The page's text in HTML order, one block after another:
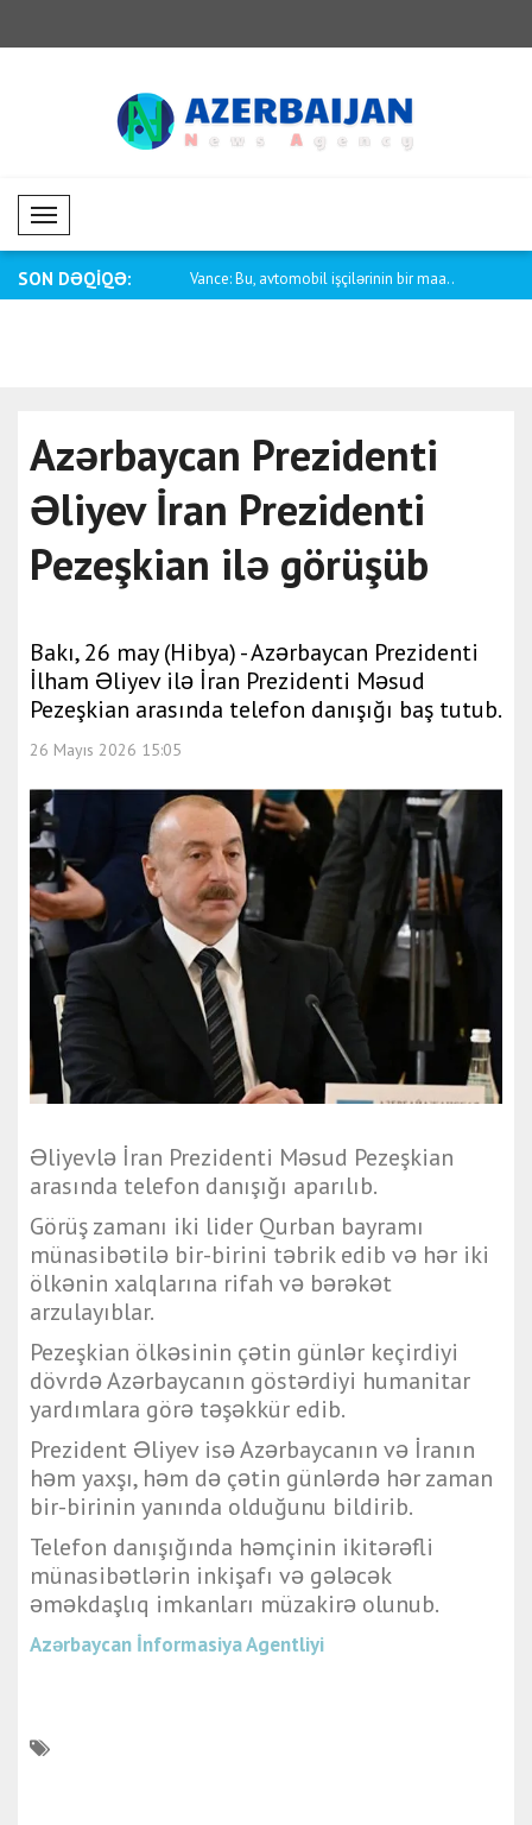
Mobil Menü
SON DƏQİQƏ:
ABŞ münasibətləri Vance: Bu, avtomobil işçilərinin bir maa..
Azərbaycan Prezidenti
Əliyev İran Prezidenti
Pezeşkian ilə görüşüb
Bakı, 26 may (Hibya) - Azərbaycan Prezidenti
İlham Əliyev ilə İran Prezidenti Məsud
Pezeşkian arasında telefon danışığı baş tutub.
26 Mayıs 2026 15:05
Əliyevlə İran Prezidenti Məsud Pezeşkian
arasında telefon danışığı aparılıb.
Görüş zamanı iki lider Qurban bayramı
münasibətilə bir-birini təbrik edib və hər iki
ölkənin xalqlarına rifah və bərəkət
arzulayıblar.
Pezeşkian ölkəsinin çətin günlər keçirdiyi
dövrdə Azərbaycanın göstərdiyi humanitar
yardımlara görə təşəkkür edib.
Prezident Əliyev isə Azərbaycanın və İranın
həm yaxşı, həm də çətin günlərdə hər zaman
bir-birinin yanında olduğunu bildirib.
Telefon danışığında həmçinin ikitərəfli
münasibətlərin inkişafı və gələcək
əməkdaşlıq imkanları müzakirə olunub.
Azərbaycan İnformasiya Agentliyi